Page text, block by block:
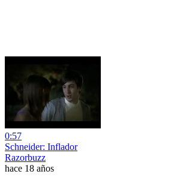
0:57
Schneider: Inflador
Razorbuzz
hace 18 años